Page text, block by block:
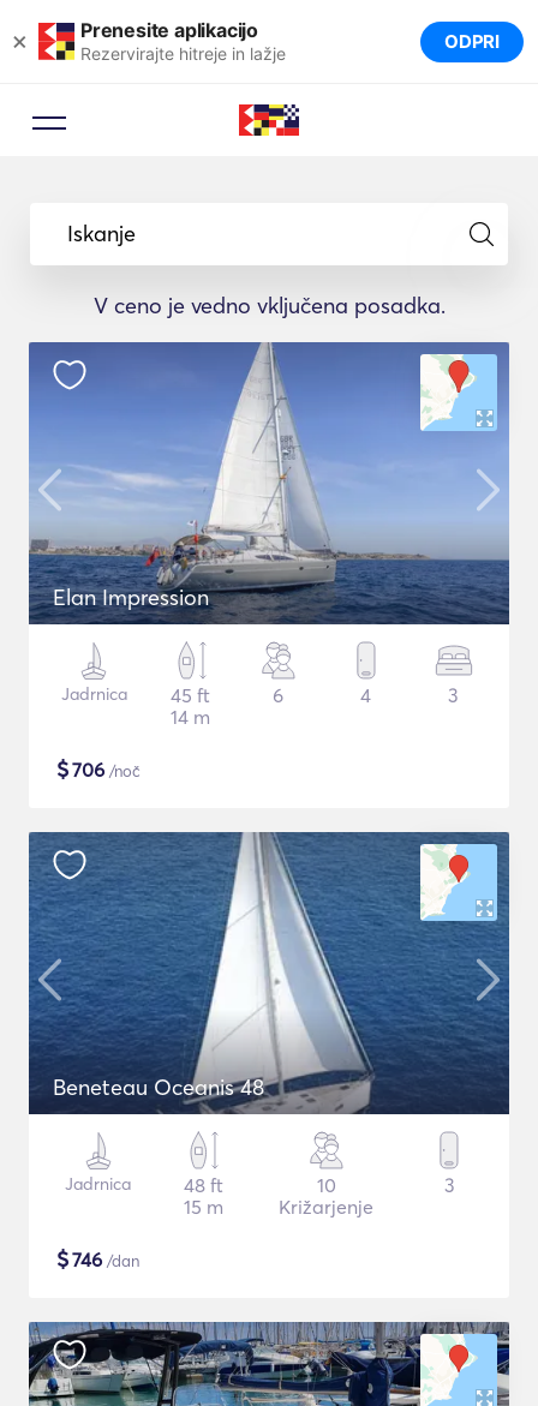
× Prenesite aplikacijo
Rezervirajte hitreje in lažje ODPRI
Iskanje
V ceno je vedno vključena posadka.
Elan Impression
Jadrnica
45 ft
14 m
6 4 3
$706 /noč
Beneteau Oceanis 48
Jadrnica
48 ft
15 m
10
Križarjenje
3
$746 /dan